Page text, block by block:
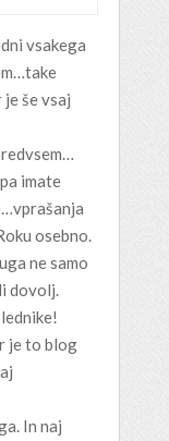
vsakega
še vsaj
imate
osebno.
ne samo
dovolj.
je to blog
In naj